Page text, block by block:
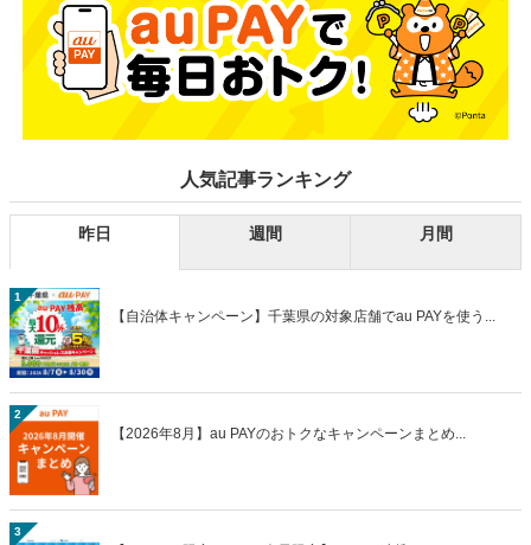
人気記事ランキング
昨日 週間 月間
1
【自治体キャンペーン】千葉県の対象店舗でau PAYを使う...
2
【2026年8月】au PAYのおトクなキャンペーンまとめ...
3